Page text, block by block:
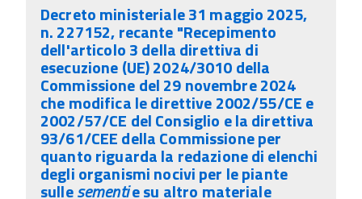
Decreto ministeriale 31 maggio 2025,
n. 227152, recante "Recepimento
dell'articolo 3 della direttiva di
esecuzione (UE) 2024/3010 della
Commissione del 29 novembre 2024
che modifica le direttive 2002/55/CE e
2002/57/CE del Consiglio e la direttiva
93/61/CEE della Commissione per
quanto riguarda la redazione di elenchi
degli organismi nocivi per le piante
sullesementie su altro materiale